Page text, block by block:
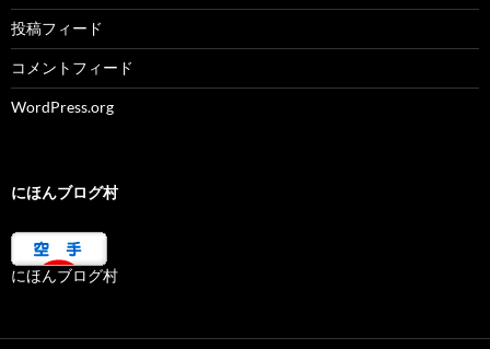
投稿フィード
コメントフィード
WordPress.org
にほんブログ村
にほんブログ村